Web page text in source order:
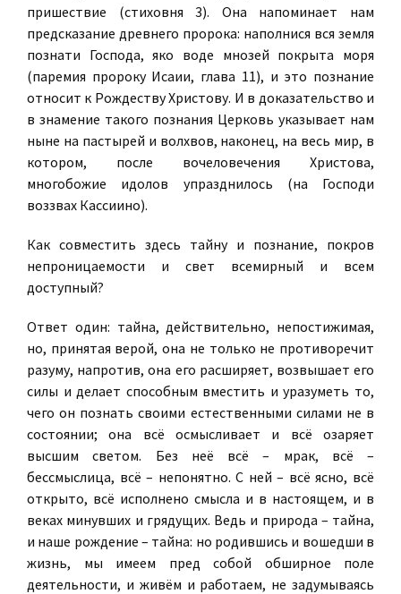
пришествие (стиховня 3). Она напоминает нам
предсказание древнего пророка: наполнися вся земля
познати Господа, яко воде мнозей покрыта моря
(паремия пророку Исаии, глава 11), и это познание
относит к Рождеству Христову. И в доказательство и
в знамение такого познания Церковь указывает нам
ныне на пастырей и волхвов, наконец, на весь мир, в
котором, после вочеловечения Христова,
многобожие идолов упразднилось (на Господи
воззвах Кассиино).
Как совместить здесь тайну и познание, покров
непроницаемости и свет всемирный и всем
доступный?
Ответ один: тайна, действительно, непостижимая,
но, принятая верой, она не только не противоречит
разуму, напротив, она его расширяет, возвышает его
силы и делает способным вместить и уразуметь то,
чего он познать своими естественными силами не в
состоянии; она всё осмысливает и всё озаряет
высшим светом. Без неё всё – мрак, всё –
бессмыслица, всё – непонятно. С ней – всё ясно, всё
открыто, всё исполнено смысла и в настоящем, и в
веках минувших и грядущих. Ведь и природа – тайна,
и наше рождение – тайна: но родившись и вошедши в
жизнь, мы имеем пред собой обширное поле
деятельности, и живём и работаем, не задумываясь